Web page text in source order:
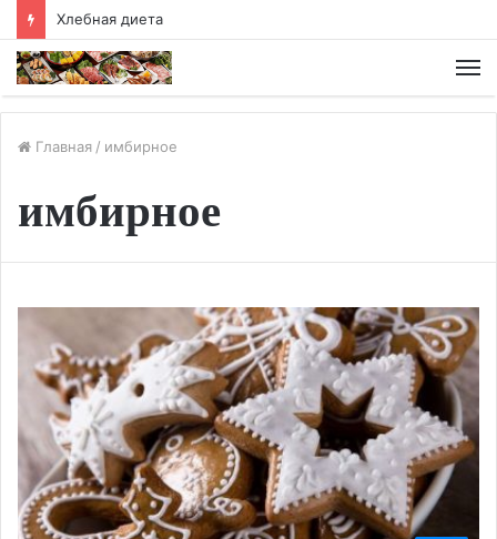
Хлебная диета
Главная / имбирное
имбирное